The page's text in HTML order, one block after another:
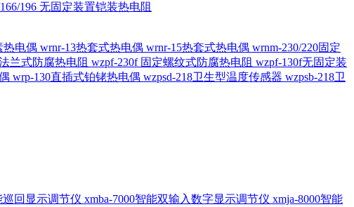
196 无固定装置铠装热电阻
热电偶 wrnr-13热套式热电偶 wrnr-15热套式热电偶 wrnm-230/220固定
兰式防腐热电阻 wzpf-230f 固定螺纹式防腐热电阻 wzpf-130f无固定装
wrp-130直插式铂铑热电偶 wzpsd-218卫生型温度传感器 wzpsb-218卫
巡回显示调节仪 xmba-7000智能双输入数字显示调节仪 xmja-8000智能